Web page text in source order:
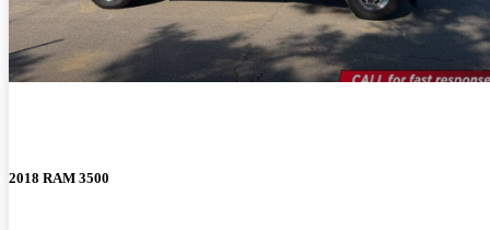
2018 RAM 3500